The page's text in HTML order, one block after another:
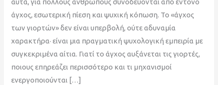
άγχος, εσωτερική πίεση και ψυχική κόπωση. Το «άγχος
των γιορτών» δεν είναι υπερβολή, ούτε αδυναμία
χαρακτήρα· είναι μια πραγματική ψυχολογική εμπειρία με
συγκεκριμένα αίτια. Γιατί το άγχος αυξάνεται τις γιορτές,
ποιους επηρεάζει περισσότερο και τι μηχανισμοί
ενεργοποιούνται […]